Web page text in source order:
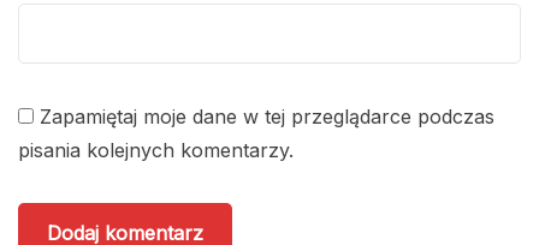
Zapamiętaj moje dane w tej przeglądarce podczas
pisania kolejnych komentarzy.